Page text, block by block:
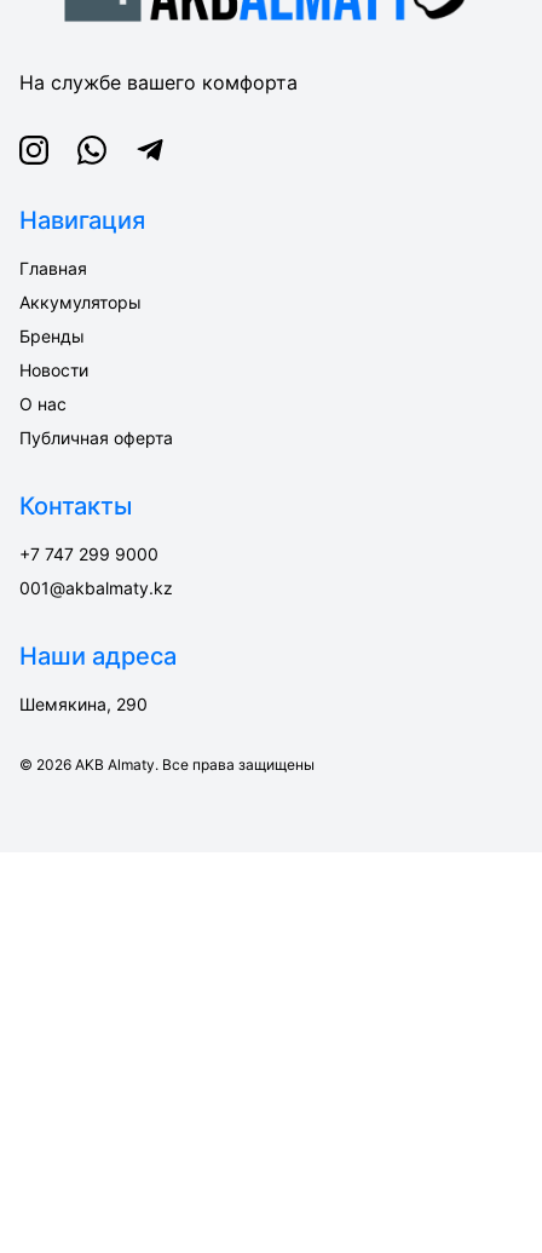
На службе вашего комфорта
InstagramWhatsappTelegram
Навигация
Главная
Аккумуляторы
Бренды
Новости
О нас
Публичная оферта
Контакты
+7 747 299 9000
001@akbalmaty.kz
Наши адреса
Шемякина, 290
© 2026 AKB Almaty. Все права защищены